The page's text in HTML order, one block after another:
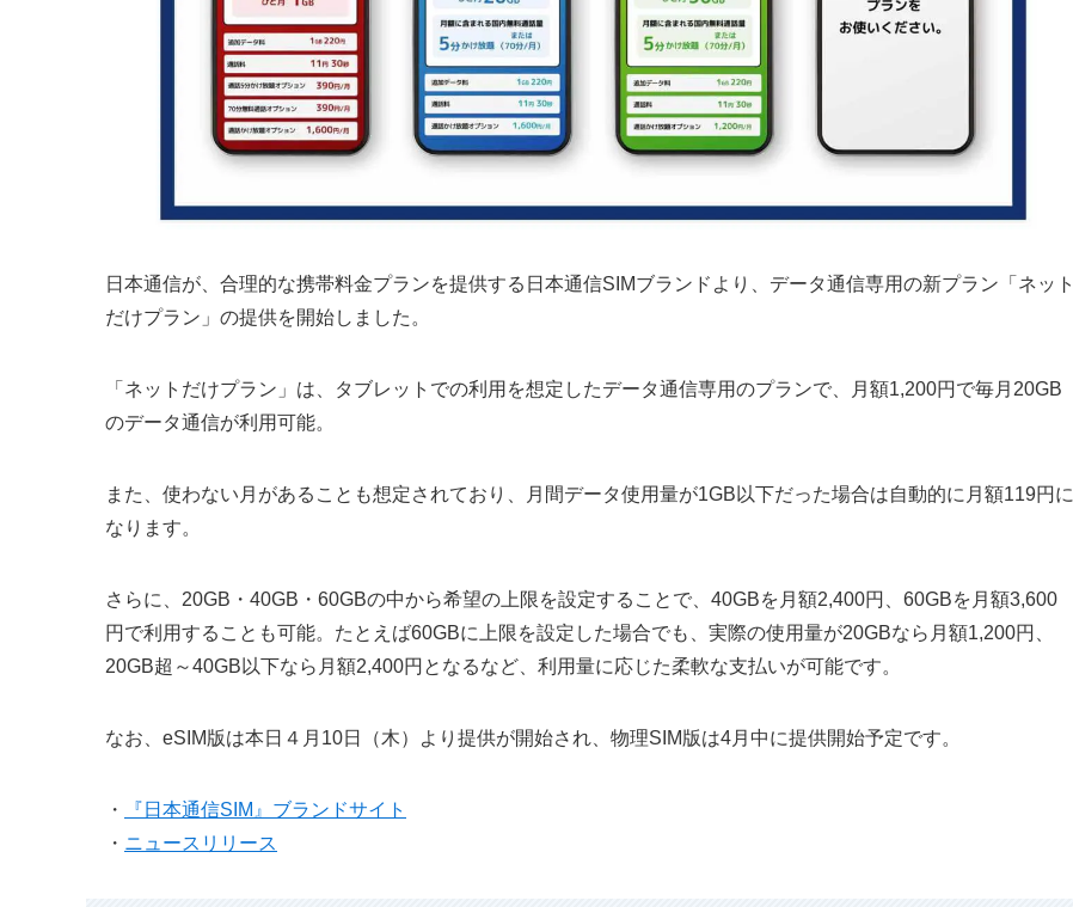
日本通信が、合理的な携帯料金プランを提供する日本通信SIMブランドより、データ通信専用の新プラン「ネット
だけプラン」の提供を開始しました。
「ネットだけプラン」は、タブレットでの利用を想定したデータ通信専用のプランで、月額1,200円で毎月20GB
のデータ通信が利用可能。
また、使わない月があることも想定されており、月間データ使用量が1GB以下だった場合は自動的に月額119円に
なります。
さらに、20GB・40GB・60GBの中から希望の上限を設定することで、40GBを月額2,400円、60GBを月額3,600
円で利用することも可能。たとえば60GBに上限を設定した場合でも、実際の使用量が20GBなら月額1,200円、
20GB超～40GB以下なら月額2,400円となるなど、利用量に応じた柔軟な支払いが可能です。
なお、eSIM版は本日４月10日（木）より提供が開始され、物理SIM版は4月中に提供開始予定です。
・
『日本通信SIM』ブランドサイト
・ ニュースリリース